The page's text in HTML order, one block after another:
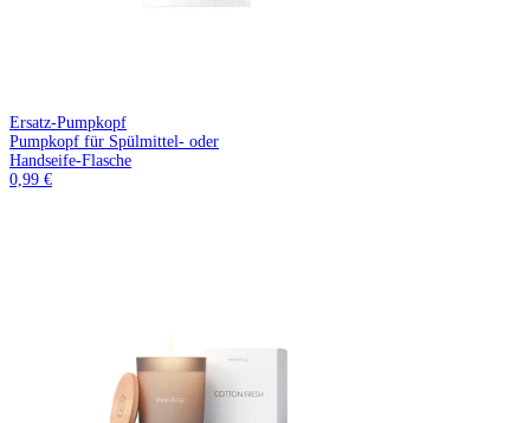
Ersatz-Pumpkopf
Pumpkopf für Spülmittel- oder
Handseife-Flasche
0,99 €